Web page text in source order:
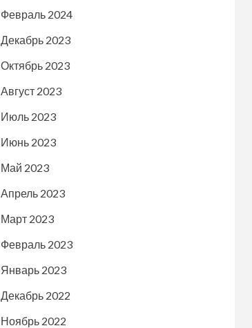
Февраль 2024
Декабрь 2023
Октябрь 2023
Август 2023
Июль 2023
Июнь 2023
Май 2023
Апрель 2023
Март 2023
Февраль 2023
Январь 2023
Декабрь 2022
Ноябрь 2022